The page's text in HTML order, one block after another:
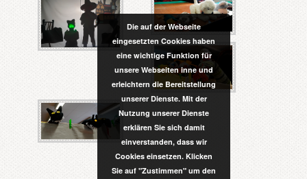
Die auf der Webseite
eingesetzten Cookies haben
eine wichtige Funktion für
unsere Webseiten inne und
erleichtern die Bereitstellung
unserer Dienste. Mit der
Nutzung unserer Dienste
erklären Sie sich damit
einverstanden, dass wir
Cookies einsetzen. Klicken
Sie auf "Zustimmen" um den